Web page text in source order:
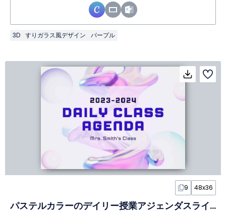
3D すりガラス風デザイン パープル
9 48x36
パステルカラーのデイリー授業アジェンダスライド